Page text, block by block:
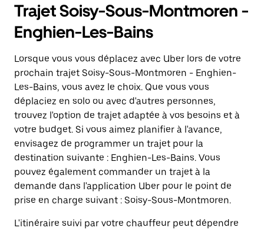
Trajet Soisy-Sous-Montmoren -
Enghien-Les-Bains
Lorsque vous vous déplacez avec Uber lors de votre
prochain trajet Soisy-Sous-Montmoren - Enghien-
Les-Bains, vous avez le choix. Que vous vous
déplaciez en solo ou avec d'autres personnes,
trouvez l'option de trajet adaptée à vos besoins et à
votre budget. Si vous aimez planifier à l'avance,
envisagez de programmer un trajet pour la
destination suivante : Enghien-Les-Bains. Vous
pouvez également commander un trajet à la
demande dans l'application Uber pour le point de
prise en charge suivant : Soisy-Sous-Montmoren.
L'itinéraire suivi par votre chauffeur peut dépendre